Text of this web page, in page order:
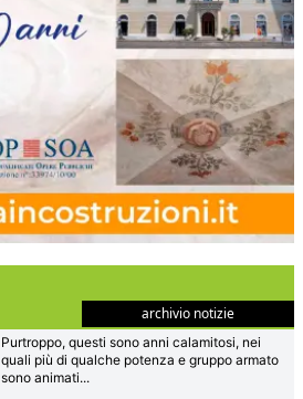
archivio notizie
Purtroppo, questi sono anni calamitosi, nei
quali più di qualche potenza e gruppo armato
sono animati...